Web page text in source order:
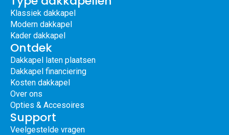
Klassiek dakkapel
Modern dakkapel
Kader dakkapel
Ontdek
Dakkapel laten plaatsen
Dakkapel financiering
Kosten dakkapel
Over ons
Opties & Accesoires
Support
Veelgestelde vragen